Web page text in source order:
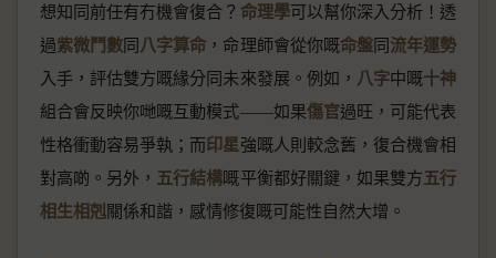
想知同前任有冇機會復合？ 命理學可以幫你深入分析！透
過紫微鬥數同 八字算命 ，命理師會從你嘅命盤同流年運勢
入手，評估雙方嘅緣分同未來發展。例如， 八字中嘅十神
組合會反映你哋嘅互動模式——如果傷官過旺，可能代表
性格衝動容易爭執；而印星強嘅人則較念舊，復合機會相
對高啲。另外， 五行結構嘅平衡都好關鍵，如果雙方五行
相生相剋關係和諧，感情修復嘅可能性自然大增。